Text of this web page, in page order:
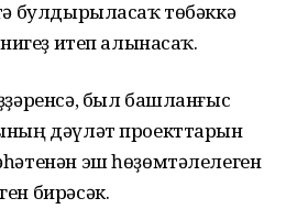
булдырыласаҡ төбәккә
итеп алынасаҡ.
был башланғыс
дәүләт проекттарын
эш һөҙөмтәлелеген
бирәсәк.